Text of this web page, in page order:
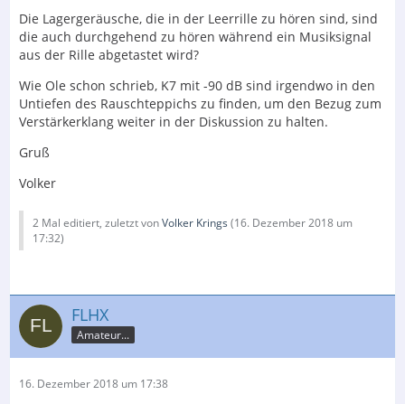
Die Lagergeräusche, die in der Leerrille zu hören sind, sind
die auch durchgehend zu hören während ein Musiksignal
aus der Rille abgetastet wird?
Wie Ole schon schrieb, K7 mit -90 dB sind irgendwo in den
Untiefen des Rauschteppichs zu finden, um den Bezug zum
Verstärkerklang weiter in der Diskussion zu halten.
Gruß
Volker
2 Mal editiert, zuletzt vonVolker Krings (16. Dezember 2018 um
17:32)
FLHX
Amateur...
16. Dezember 2018 um 17:38